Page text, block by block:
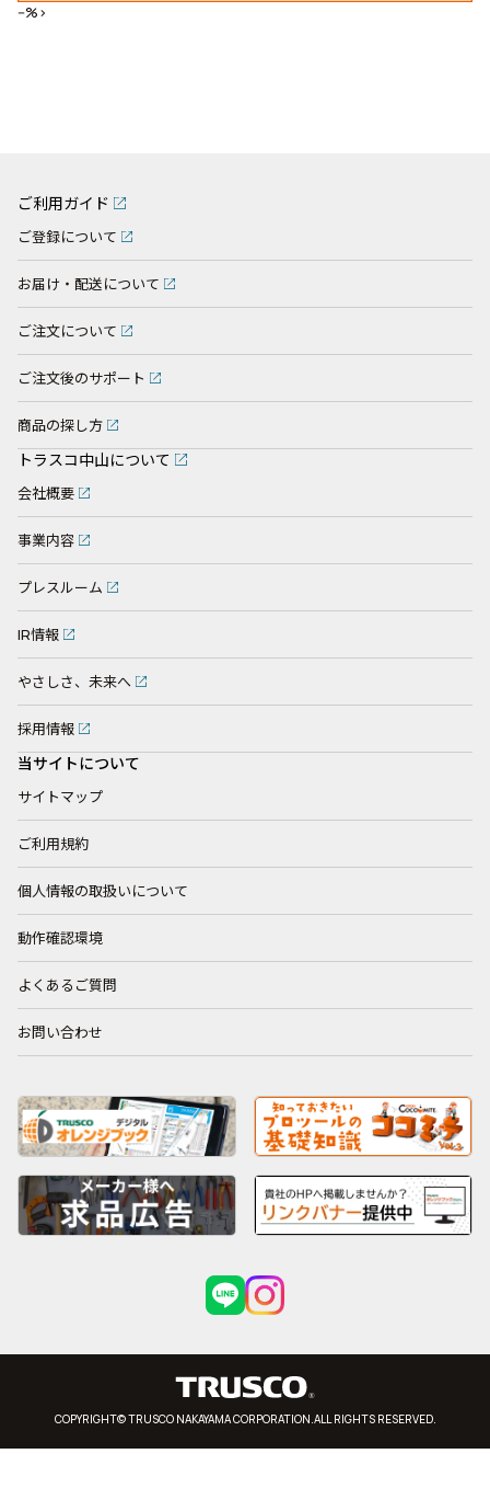
--%>
ご利用ガイド
ご登録について
お届け・配送について
ご注文について
ご注文後のサポート
商品の探し方
トラスコ中山について
会社概要
事業内容
プレスルーム
IR情報
やさしさ、未来へ
採用情報
当サイトについて
サイトマップ
ご利用規約
個人情報の取扱いについて
動作確認環境
よくあるご質問
お問い合わせ
COPYRIGHT© TRUSCO NAKAYAMA CORPORATION.ALL RIGHTS RESERVED.